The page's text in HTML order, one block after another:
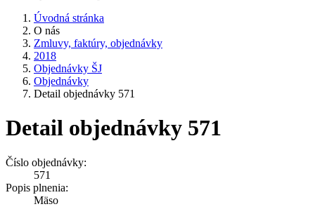
Úvodná stránka
O nás
Zmluvy, faktúry, objednávky
2018
Objednávky ŠJ
Objednávky
Detail objednávky 571
Detail objednávky 571
Číslo objednávky:
571
Popis plnenia:
Mäso